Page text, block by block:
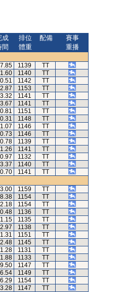
成
間
排位
體重
配備
賽事
重播
1139
TT
1140
TT
1142
TT
1153
TT
1141
TT
1141
TT
1151
TT
1148
TT
1146
TT
1146
TT
1139
TT
1141
TT
1132
TT
1140
TT
1141 TT
1159
TT
1154
TT
1154
TT
1136
TT
1135
TT
1138
TT
1151
TT
1145
TT
1131
TT
1133
TT
1147
TT
1149
TT
1154
TT
1147 TT